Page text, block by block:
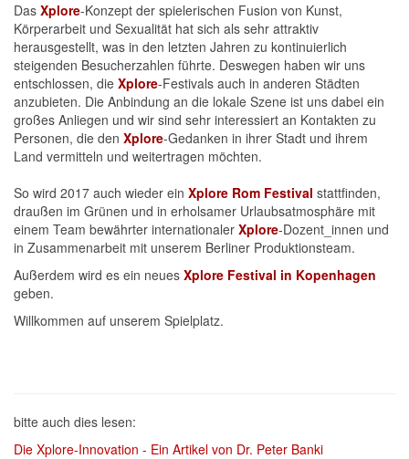
Das Xplore-Konzept der spielerischen Fusion von Kunst,
Körperarbeit und Sexualität hat sich als sehr attraktiv
herausgestellt, was in den letzten Jahren zu kontinuierlich
steigenden Besucherzahlen führte. Deswegen haben wir uns
entschlossen, die Xplore-Festivals auch in anderen Städten
anzubieten. Die Anbindung an die lokale Szene ist uns dabei ein
großes Anliegen und wir sind sehr interessiert an Kontakten zu
Personen, die den Xplore-Gedanken in ihrer Stadt und ihrem
Land vermitteln und weitertragen möchten.
So wird 2017 auch wieder ein Xplore Rom Festival stattfinden,
draußen im Grünen und in erholsamer Urlaubsatmosphäre mit
einem Team bewährter internationaler Xplore-Dozent_innen und
in Zusammenarbeit mit unserem Berliner Produktionsteam.
Außerdem wird es ein neues Xplore Festival in Kopenhagen
geben.
Willkommen auf unserem Spielplatz.
bitte auch dies lesen:
Die Xplore-Innovation - Ein Artikel von Dr. Peter Banki